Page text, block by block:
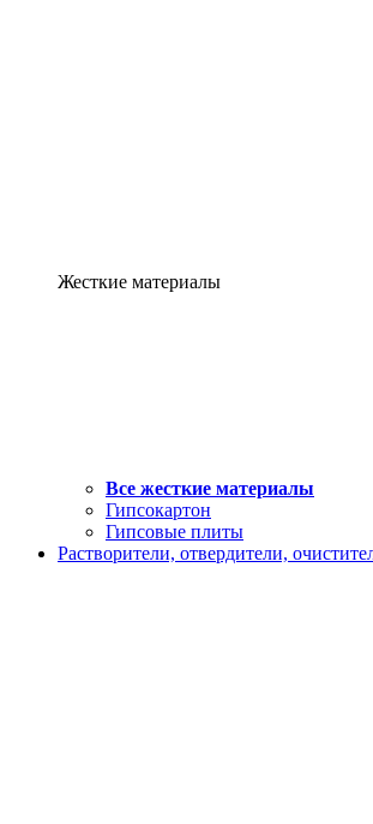
Жесткие материалы
Все жесткие материалы
Гипсокартон
Гипсовые плиты
Растворители, отвердители,